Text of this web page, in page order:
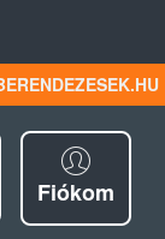
Fiókom